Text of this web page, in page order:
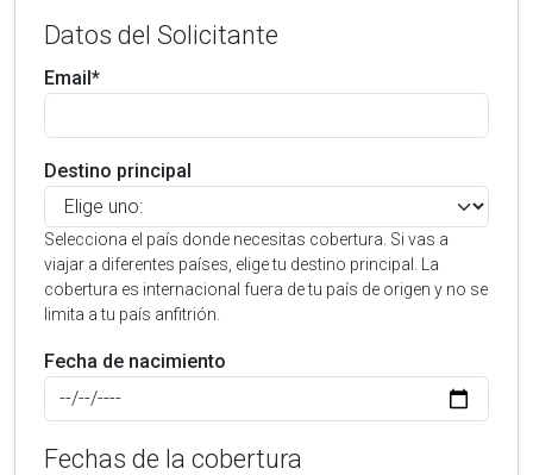
Datos del Solicitante
Email*
Destino principal
Selecciona el país donde necesitas cobertura. Si vas a
viajar a diferentes países, elige tu destino principal. La
cobertura es internacional fuera de tu país de origen y no se
limita a tu país anfitrión.
Fecha de nacimiento
Fechas de la cobertura